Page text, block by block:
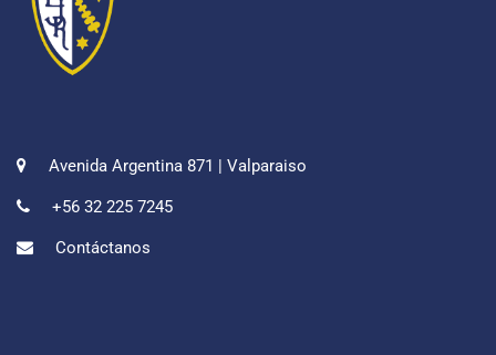
Avenida Argentina 871 | Valparaiso
+56 32 225 7245
Contáctanos